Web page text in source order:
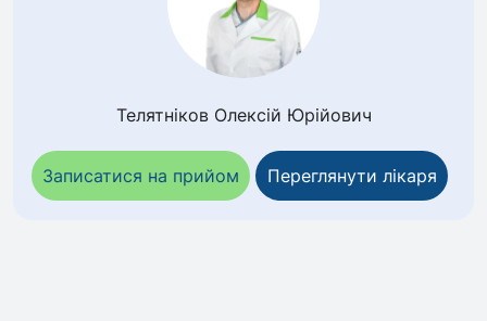
Телятніков Олексій Юрійович
Записатися на прийом Переглянути лікаря